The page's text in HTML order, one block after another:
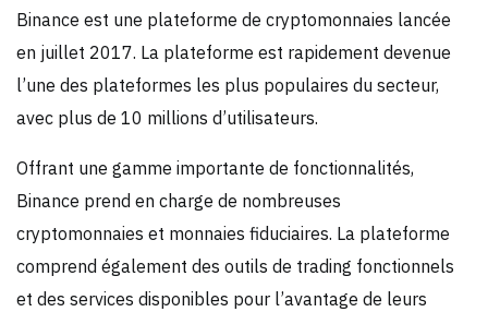
Binance est une plateforme de cryptomonnaies lancée
en juillet 2017. La plateforme est rapidement devenue
l’une des plateformes les plus populaires du secteur,
avec plus de 10 millions d’utilisateurs.
Offrant une gamme importante de fonctionnalités,
Binance prend en charge de nombreuses
cryptomonnaies et monnaies fiduciaires. La plateforme
comprend également des outils de trading fonctionnels
et des services disponibles pour l’avantage de leurs